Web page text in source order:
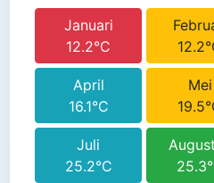
Januari
12.2°C
April
16.1°C
Mei
Juli
25.2°C